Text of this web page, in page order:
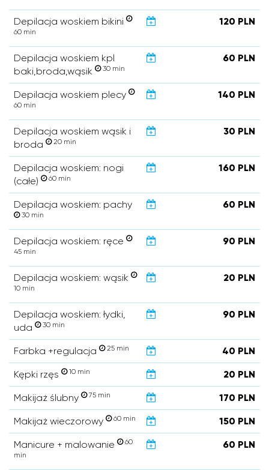
Depilacja woskiem bikini
60 min
120 PLN
Depilacja woskiem kpl
baki,broda,wąsik
30 min
60 PLN
Depilacja woskiem plecy
60 min
140 PLN
Depilacja woskiem wąsik i
broda
20 min
30 PLN
Depilacja woskiem: nogi
(całe)
60 min
160 PLN
Depilacja woskiem: pachy
30 min
60 PLN
Depilacja woskiem: ręce
45 min
90 PLN
Depilacja woskiem: wąsik
10 min
20 PLN
Depilacja woskiem: łydki,
uda
30 min
90 PLN
Farbka +regulacja 25 min 40 PLN
Kępki rzęs 10 min 20 PLN
Makijaż ślubny 75 min 170 PLN
Makijaż wieczorowy 60 min 150 PLN
Manicure + malowanie
60
min
60 PLN